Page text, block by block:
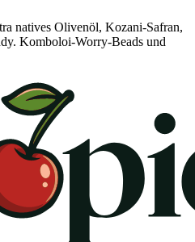
natives Olivenöl, Kozani-Safran,
Komboloi-Worry-Beads und